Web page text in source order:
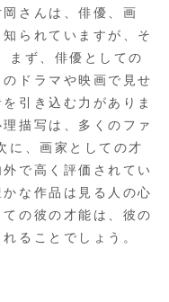
さんは、俳優、画
られていますが、そ
まず、俳優としての
ドラマや映画で見せ
引き込む力がありま
描写は、多くのファ
に、画家としての才
で高く評価されてい
な作品は見る人の心
の彼の才能は、彼の
ることでしょう。